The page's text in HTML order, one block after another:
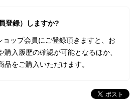
登録）しますか?
ョップ会員にご登録頂きますと、お
購入履歴の確認が可能となるほか、
をご購入いただけます。